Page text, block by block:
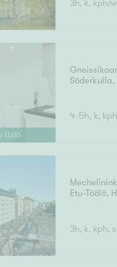
3h, k, kph/
11 :00
Söderkulla,
4-5h, k,
Etu-Töölö,
3h, k, kph,